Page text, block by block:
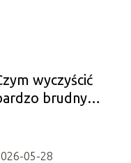
wyczyścić
brudny
metody
05-28